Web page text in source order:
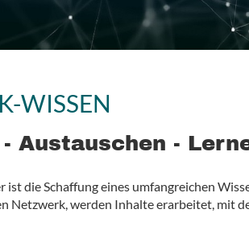
WISSEN
Austauschen -
ist die Schaffung eines umfangreichen
Netzwerk, werden Inhalte erarbeitet, mit